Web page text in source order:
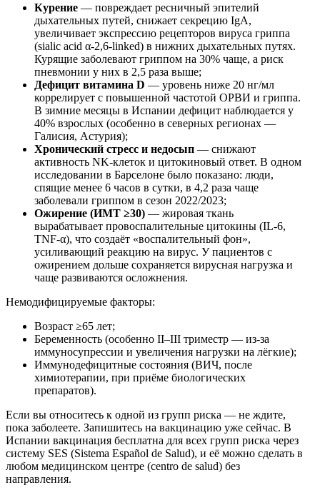
Курение — повреждает ресничный эпителий
дыхательных путей, снижает секрецию IgA,
увеличивает экспрессию рецепторов вируса гриппа
(sialic acid α-2,6-linked) в нижних дыхательных путях.
Курящие заболевают гриппом на 30% чаще, а риск
пневмонии у них в 2,5 раза выше;
Дефицит витамина D — уровень ниже 20 нг/мл
коррелирует с повышенной частотой ОРВИ и гриппа.
В зимние месяцы в Испании дефицит наблюдается у
40% взрослых (особенно в северных регионах —
Галисия, Астурия);
Хронический стресс и недосып — снижают
активность NK-клеток и цитокиновый ответ. В одном
исследовании в Барселоне было показано: люди,
спящие менее 6 часов в сутки, в 4,2 раза чаще
заболевали гриппом в сезон 2022/2023;
Ожирение (ИМТ ≥30) — жировая ткань
вырабатывает провоспалительные цитокины (IL-6,
TNF-α), что создаёт «воспалительный фон»,
усиливающий реакцию на вирус. У пациентов с
ожирением дольше сохраняется вирусная нагрузка и
чаще развиваются осложнения.
Немодифицируемые факторы:
Возраст ≥65 лет;
Беременность (особенно II–III триместр — из-за
иммуносупрессии и увеличения нагрузки на лёгкие);
Иммунодефицитные состояния (ВИЧ, после
химиотерапии, при приёме биологических
препаратов).
Если вы относитесь к одной из групп риска — не ждите,
пока заболеете. Запишитесь на вакцинацию уже сейчас. В
Испании вакцинация бесплатна для всех групп риска через
систему SES (Sistema Español de Salud), и её можно сделать в
любом медицинском центре (centro de salud) без
направления.